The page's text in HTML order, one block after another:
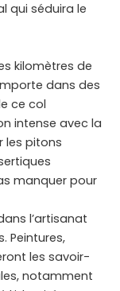
qui séduira le
kilomètres de
dans des
ce col
intense avec la
les pitons
manquer pour
l’artisanat
Peintures,
les savoir-
notamment